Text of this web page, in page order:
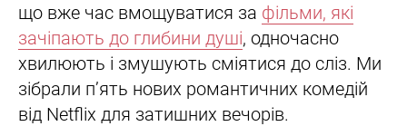
що вже час вмощуватися за фільми, які
зачіпають до глибини душі, одночасно
хвилюють і змушують сміятися до сліз. Ми
зібрали п’ять нових романтичних комедій
від Netflix для затишних вечорів.